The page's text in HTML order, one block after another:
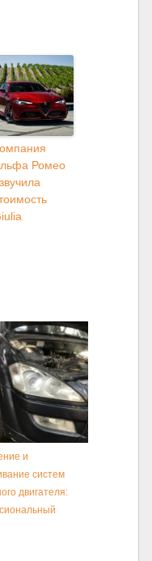
Ромео
и
систем
двигателя: